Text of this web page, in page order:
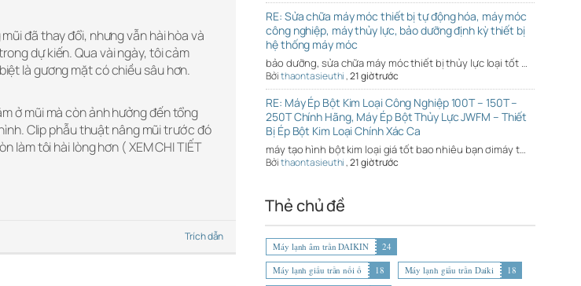
đã thay đổi, nhưng vẫn hài hòa và
dự kiến. Qua vài ngày, tôi cảm
là gương mặt có chiều sâu hơn.
ở mũi mà còn ảnh hưởng đến tổng
Clip phẫu thuật nâng mũi trước đó
làm tôi hài lòng hơn ( XEM CHI TIẾT
Trích dẫn
RE: Sửa chữa máy móc thiết bị tự động hóa, máy móc
công nghiệp, máy thủy lực, bảo dưỡng định kỳ thiết bị
hệ thống máy móc
bảo dưỡng, sửa chữa máy móc thiết bị thủy lực loại tốt …
Bởithaontasieuthi,21 giờ trước
RE: Máy Ép Bột Kim Loại Công Nghiệp 100T – 150T –
250T Chính Hãng, Máy Ép Bột Thủy Lực JWFM – Thiết
Bị Ép Bột Kim Loại Chính Xác Ca
máy tạo hình bột kim loại giá tốt bao nhiêu bạn ơimáy t…
Bởithaontasieuthi,21 giờ trước
Thẻ chủ đề
Máy lạnh âm trần DAIKIN
24
Máy lạnh giấu trần nối ố
18 Máy lạnh giấu trần Daiki
18